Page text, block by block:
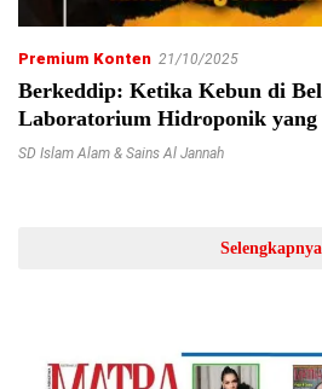
Premium Konten 21/10/2025
Berkeddip: Ketika Kebun di
Laboratorium Hidroponik
SD Islam Alam & Sains Al Jannah
Selengkapnya